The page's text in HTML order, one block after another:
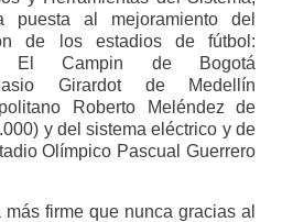
puesta al mejoramiento del
de los estadios de fútbol:
El Campin de Bogotá
Girardot de Medellín
Roberto Meléndez de
y del sistema eléctrico y de
Olímpico Pascual Guerrero
firme que nunca gracias al